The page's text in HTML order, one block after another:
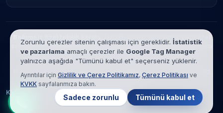
Garanti süresi sona ermiş veya özel
servis kapsamındaki cihazlar için hizmet verilir. Marka adları yalnızca
tanımlama amaçlıdır; yetkili servis ilişkisi bulunmamaktadır.
© 2026 SRT Elektronik Analiz Laboratuvar Sanayi Ve Ticaret Limited
Şirketi. Tüm hakları saklıdır.
KVKK
Çerez Politikası Hizmet Şartları
Zorunlu çerezler sitenin çalışması için gereklidir. İstatistik
ve pazarlama amaçlı çerezler ile Google Tag Manager
yalnızca aşağıda "Tümünü kabul et" seçerseniz yüklenir.
Ayrıntılar için Gizlilik ve Çerez Politikamız, Çerez Politikası ve
KVKK sayfalarımıza bakın.
Sadece zorunlu Tümünü kabul et